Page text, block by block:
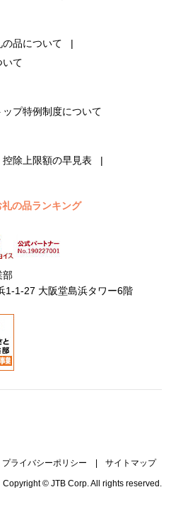
の品について
いて
ップ特例制度について
控除上限額の早見表
の品ランキング
部
1-27 大阪堂島浜タワー6階
プライバシーポリシー サイトマップ
Copyright © JTB Corp. All rights reserved.